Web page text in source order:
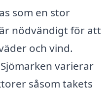
som en stor
nödvändigt för att
och vind.
varierar
såsom takets